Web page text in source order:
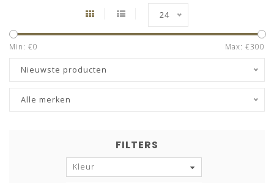
24
Min: €0 Max: €300
Nieuwste producten
Alle merken
FILTERS
Kleur